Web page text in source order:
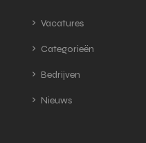
Vacatures
Categorieën
Bedrijven
Nieuws